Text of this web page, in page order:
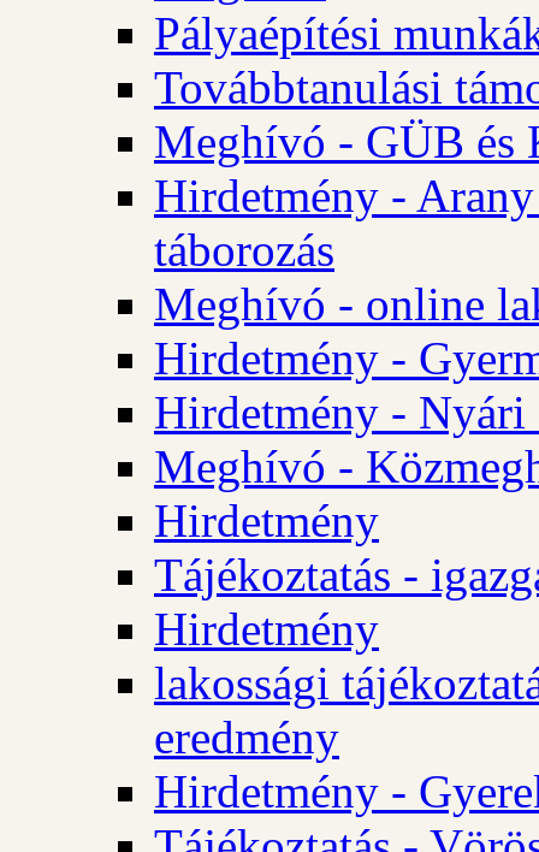
Pályaépítési
Továbbtanulási
Meghívó - GÜB és
Hirdetmény - Arany
táborozás
Meghívó - online
Hirdetmény -
Hirdetmény - Nyári
Meghívó -
Hirdetmény
Tájékoztatás -
Hirdetmény
lakossági
eredmény
Hirdetmény -